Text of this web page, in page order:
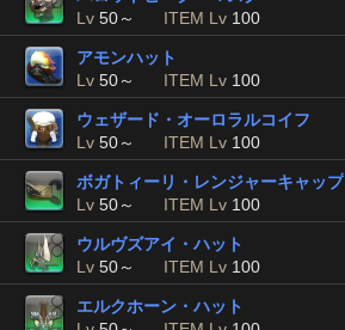
Lv 50～ ITEM Lv 100
アモンハット
Lv 50～ ITEM Lv 100
ウェザード・オーロラルコイフ
Lv 50～ ITEM Lv 100
ボガトィーリ・レンジャーキャップ
Lv 50～ ITEM Lv 100
ウルヴズアイ・ハット
Lv 50～ ITEM Lv 100
エルクホーン・ハット